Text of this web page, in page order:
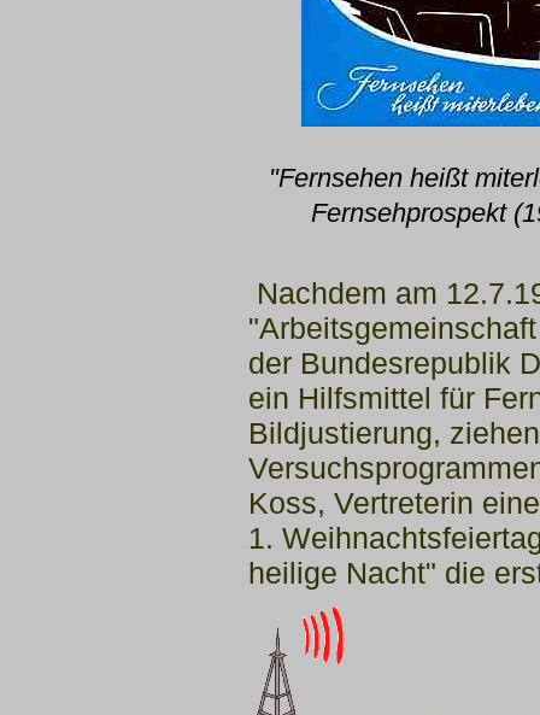
"Fernsehen heißt
Fernsehprospekt
Nachdem am
der Bundesrepublik
ein Hilfsmittel für
Bildjustierung,
Koss, Vertreterin
1.
heilige Nacht" die